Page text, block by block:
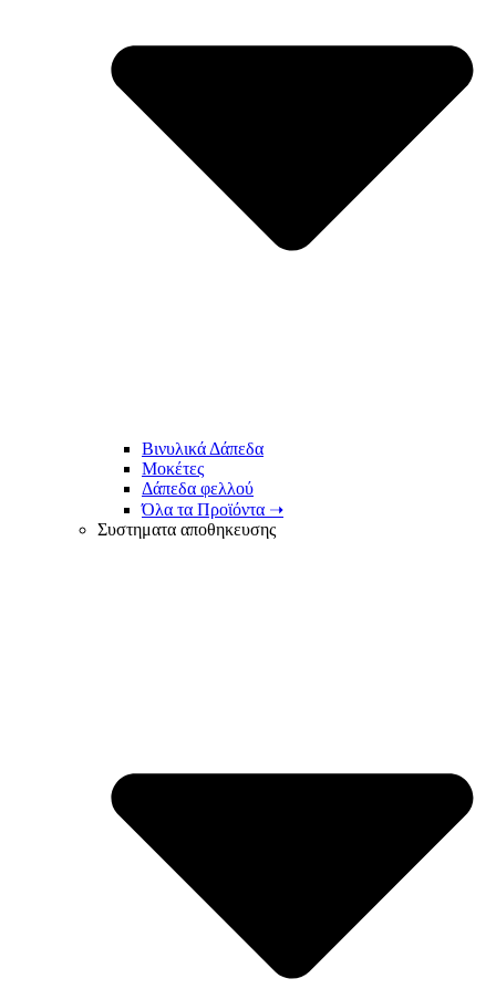
Βινυλικά Δάπεδα
Μοκέτες
Δάπεδα φελλού
Όλα τα Προϊόντα ➝
Συστηματα αποθηκευσης